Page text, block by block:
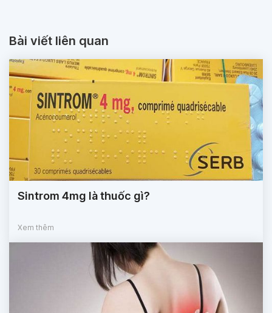
Bài viết liên quan
Sintrom 4mg là thuốc gì?
Xem thêm